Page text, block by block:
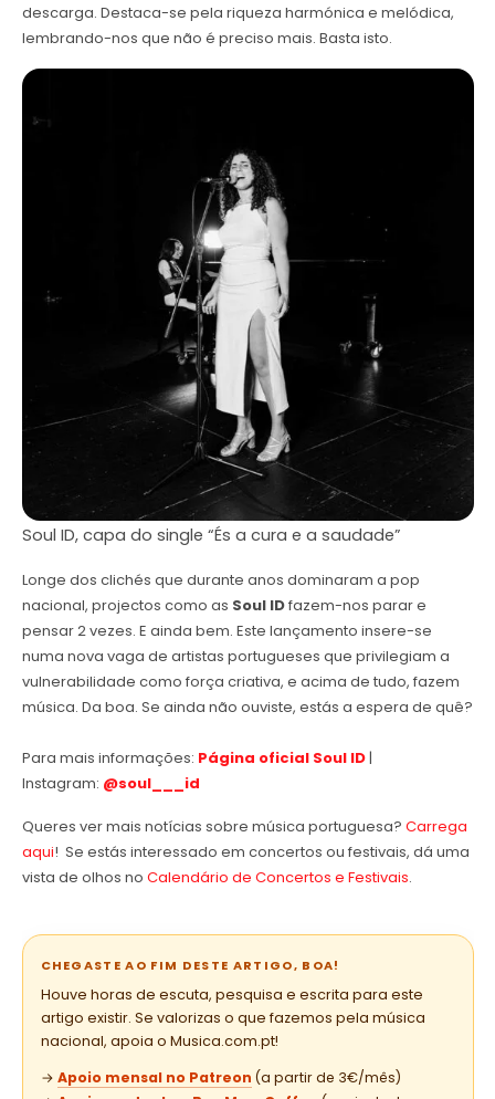
descarga. Destaca-se pela riqueza harmónica e melódica,
lembrando-nos que não é preciso mais. Basta isto.
Soul ID, capa do single “És a cura e a saudade”
Longe dos clichés que durante anos dominaram a pop
nacional, projectos como as Soul IDfazem-nos parar e
pensar 2 vezes. E ainda bem. Este lançamento insere-se
numa nova vaga de artistas portugueses que privilegiam a
vulnerabilidade como força criativa, e acima de tudo, fazem
música. Da boa. Se ainda não ouviste, estás a espera de quê?
Para mais informações: Página oficial Soul ID|
Instagram: @soul___id
Queres ver mais notícias sobre música portuguesa? Carrega
aqui! Se estás interessado em concertos ou festivais, dá uma
vista de olhos no Calendário de Concertos e Festivais.
CHEGASTE AO FIM DESTE ARTIGO, BOA!
Houve horas de escuta, pesquisa e escrita para este
artigo existir. Se valorizas o que fazemos pela música
nacional, apoia o Musica.com.pt!
→ Apoio mensal no Patreon (a partir de 3€/mês)